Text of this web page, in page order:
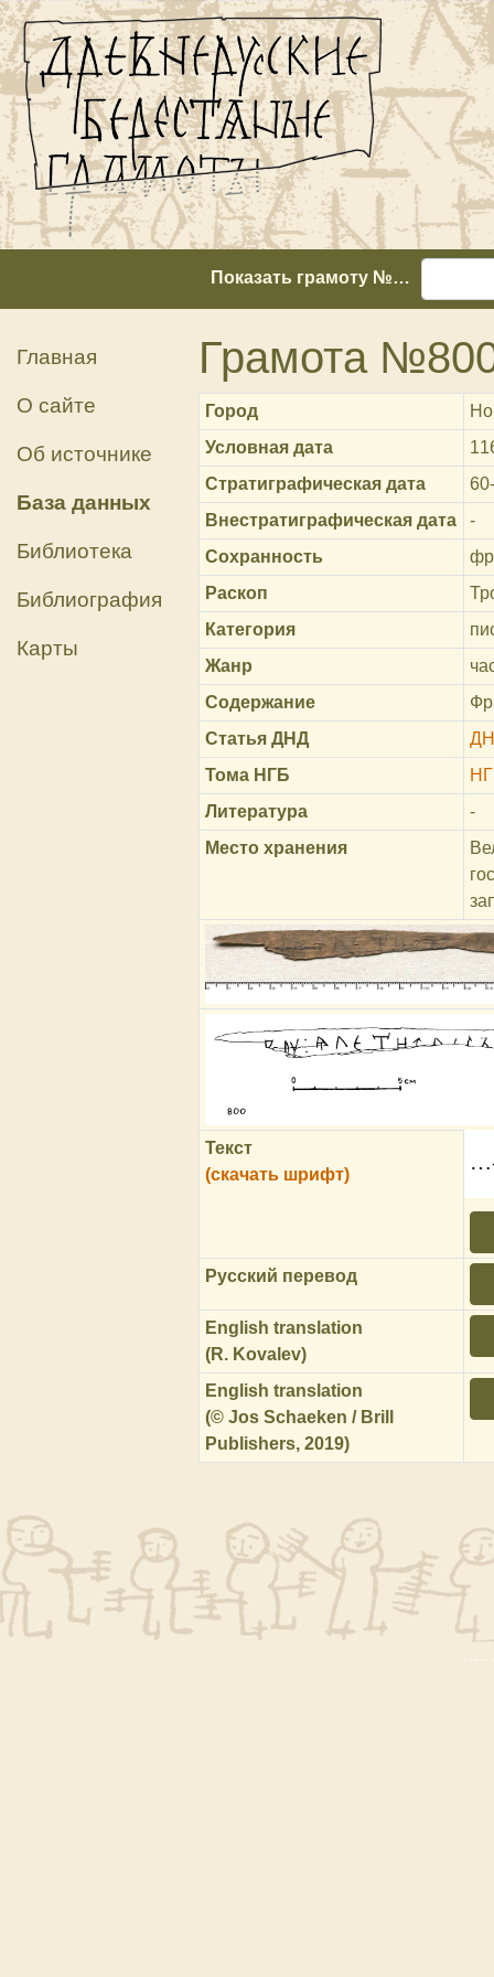
Показать грамоту №…
Главная
О сайте
Об источнике
База данных
Библиотека
Библиография
Карты
Грамота
Город
Условная дата
Стратиграфическая дата
Внестратиграфическая дата
-
Сохранность
Раскоп
Категория
Жанр
Содержание
Статья ДНД
Тома НГБ
Литература
-
Место хранения
Текст
(скачать шрифт)
Русский перевод
English translation
(R. Kovalev)
English translation
(© Jos Schaeken / Brill
Publishers, 2019)